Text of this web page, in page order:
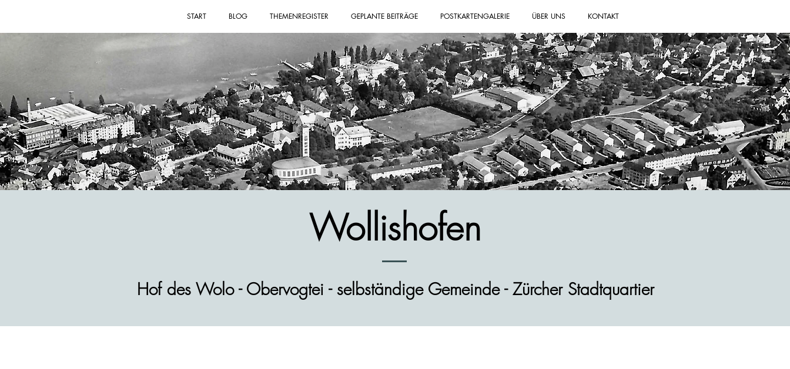
START BLOG THEMENREGISTER GEPLANTE BEITRÄGE POSTKARTENGALERIE ÜBER UNS KONTAKT
Wollishofen
Hof des Wolo - Obervogtei - selbständige Gemeinde - Zürcher Stadtquartier